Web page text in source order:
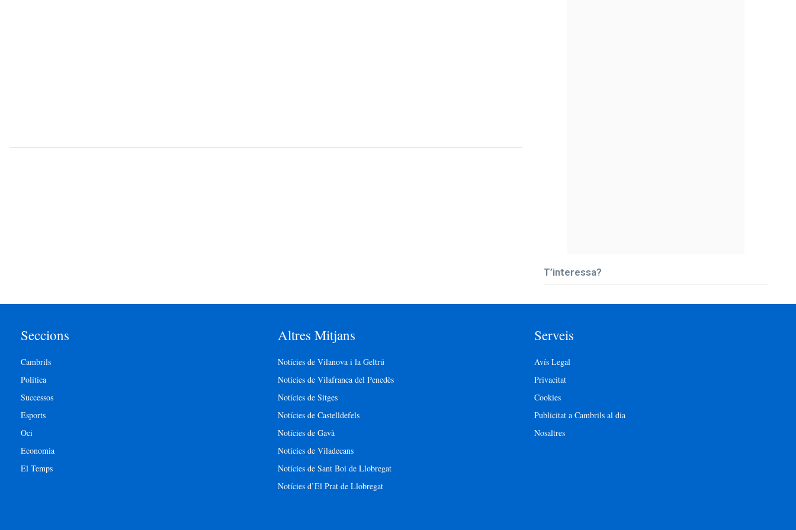
T’interessa?
Seccions
Cambrils
Política
Successos
Esports
Oci
Economia
El Temps
Altres Mitjans
Notícies de Vilanova i la Geltrú
Notícies de Vilafranca del Penedès
Notícies de Sitges
Notícies de Castelldefels
Notícies de Gavà
Notícies de Viladecans
Notícies de Sant Boi de Llobregat
Notícies d’El Prat de Llobregat
Serveis
Avís Legal
Privacitat
Cookies
Publicitat a Cambrils al dia
Nosaltres